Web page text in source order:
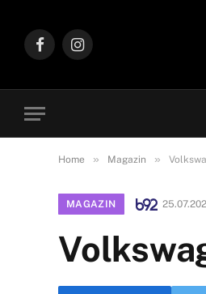
FacebookInstagram
Home » Magazin »
MAGAZIN